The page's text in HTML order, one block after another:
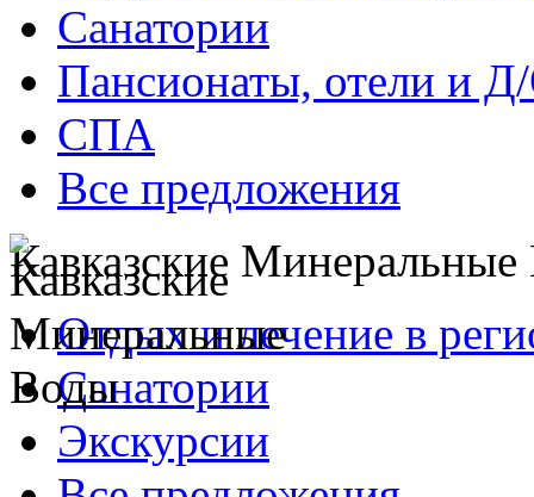
Санатории
Пансионаты, отели и
СПА
Все предложения
Кавказские
Отдых и лечение в
Санатории
Экскурсии